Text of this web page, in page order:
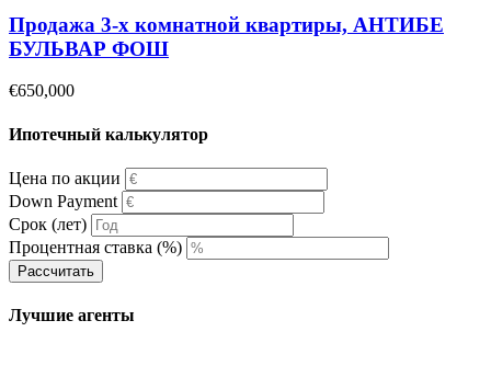
Продажа 3-х комнатной квартиры, АНТИБЕ
БУЛЬВАР ФОШ
€650,000
Ипотечный калькулятор
Цена по акции
Down Payment
Срок (лет)
Процентная ставка (%)
Рассчитать
Лучшие агенты